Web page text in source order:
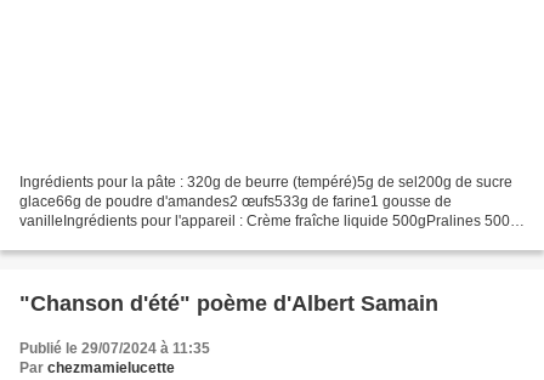
Ingrédients pour la pâte : 320g de beurre (tempéré)5g de sel200g de sucre
glace66g de poudre d'amandes2 œufs533g de farine1 gousse de
vanilleIngrédients pour l'appareil : Crème fraîche liquide 500gPralines 500g
"Chanson d'été" poème d'Albert Samain
Publié le 29/07/2024 à 11:35
Par chezmamielucette